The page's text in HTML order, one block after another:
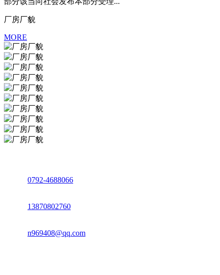
厂房厂貌
MORE
0792-4688066
13870802760
n969408@qq.com